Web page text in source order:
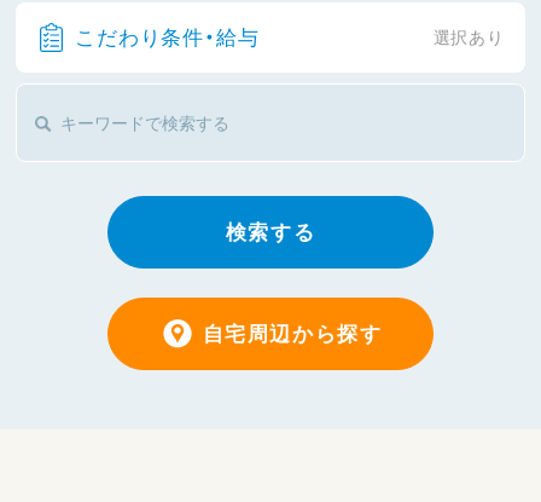
こだわり条件・給与 選択あり
検索する
自宅周辺から探す